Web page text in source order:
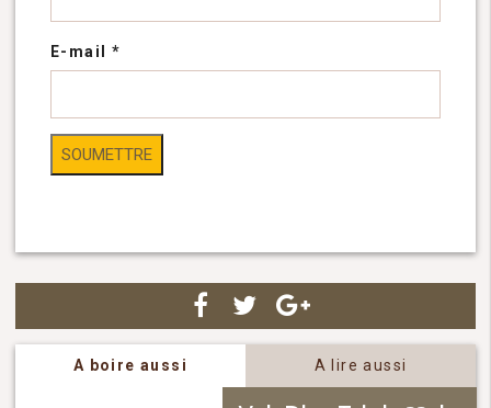
E-mail *
A boire aussi A lire aussi